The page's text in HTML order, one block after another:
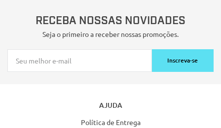
RECEBA NOSSAS NOVIDADES
Seja o primeiro a receber nossas promoções.
Inscreva-se
AJUDA
Política de Entrega